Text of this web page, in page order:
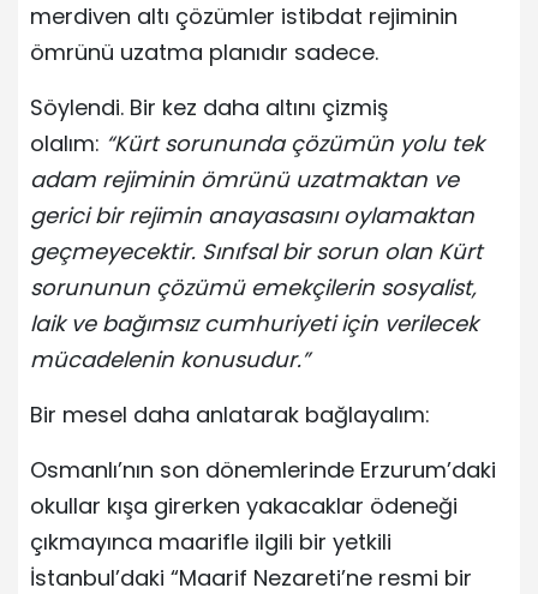
merdiven altı çözümler istibdat rejiminin
ömrünü uzatma planıdır sadece.
Söylendi. Bir kez daha altını çizmiş
olalım: “Kürt sorununda çözümün yolu tek
adam rejiminin ömrünü uzatmaktan ve
gerici bir rejimin anayasasını oylamaktan
geçmeyecektir. Sınıfsal bir sorun olan Kürt
sorununun çözümü emekçilerin sosyalist,
laik ve bağımsız cumhuriyeti için verilecek
mücadelenin konusudur.”
Bir mesel daha anlatarak bağlayalım:
Osmanlı’nın son dönemlerinde Erzurum’daki
okullar kışa girerken yakacaklar ödeneği
çıkmayınca maarifle ilgili bir yetkili
İstanbul’daki “Maarif Nezareti’ne resmi bir